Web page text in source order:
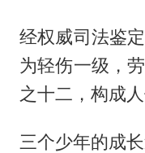
经权威司法鉴
为轻伤一级，
之十二，构成
三个少年的成